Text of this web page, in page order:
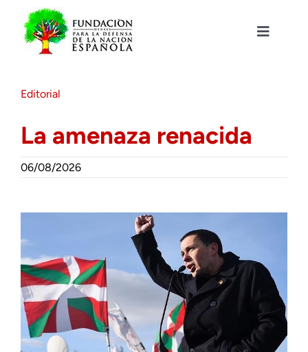
contenido
Toggle
Actualidad
Editorial
La amenaza renacida
06/08/2026